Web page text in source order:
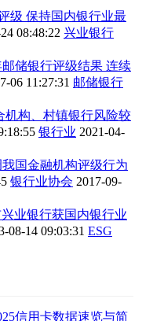
级 保持国内银行业最
08:48:22 兴业银行
储银行评级结果 连续
06 11:27:31 邮储银行
机构、村镇银行风险较
银行业 2021-04-
国金融机构评级行为
银行业协会 2017-09-
兴业银行获国内银行业
08-14 09:03:31 ESG
信用卡数据速览与简